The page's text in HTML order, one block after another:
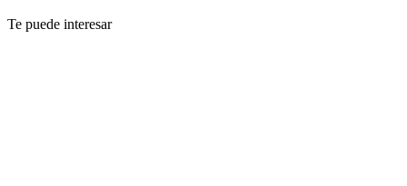
Te puede interesar